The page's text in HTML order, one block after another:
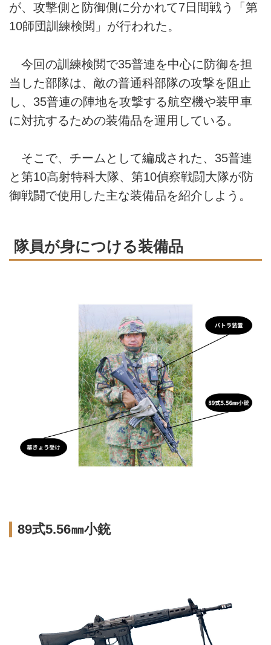
が、攻撃側と防御側に分かれて7日間戦う「第
10師団訓練検閲」が行われた。
今回の訓練検閲で35普連を中心に防御を担
当した部隊は、敵の普通科部隊の攻撃を阻止
し、35普連の陣地を攻撃する航空機や装甲車
に対抗するための装備品を運用している。
そこで、チームとして編成された、35普連
と第10高射特科大隊、第10偵察戦闘大隊が防
御戦闘で使用した主な装備品を紹介しよう。
隊員が身につける装備品
89式5.56㎜小銃